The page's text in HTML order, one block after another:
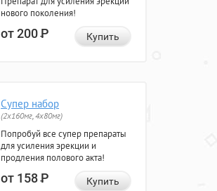
нового поколения!
от 200Р Купить
Супер набор
(2х160мг, 4х80мг)
Попробуй все супер препараты
для усиления эрекции и
продления полового акта!
от 158Р Купить